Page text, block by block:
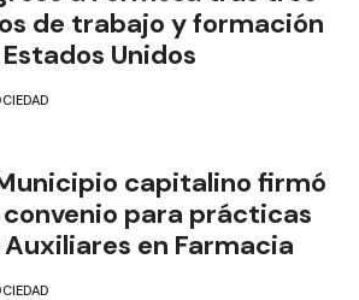
de trabajo y formación
Unidos
capitalino firmó
convenio para prácticas
en Farmacia